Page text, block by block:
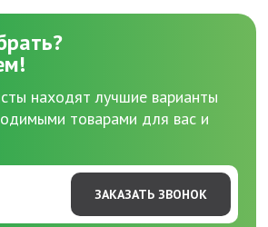
находят лучшие варианты
товарами для вас и
ЗАКАЗАТЬ ЗВОНОК